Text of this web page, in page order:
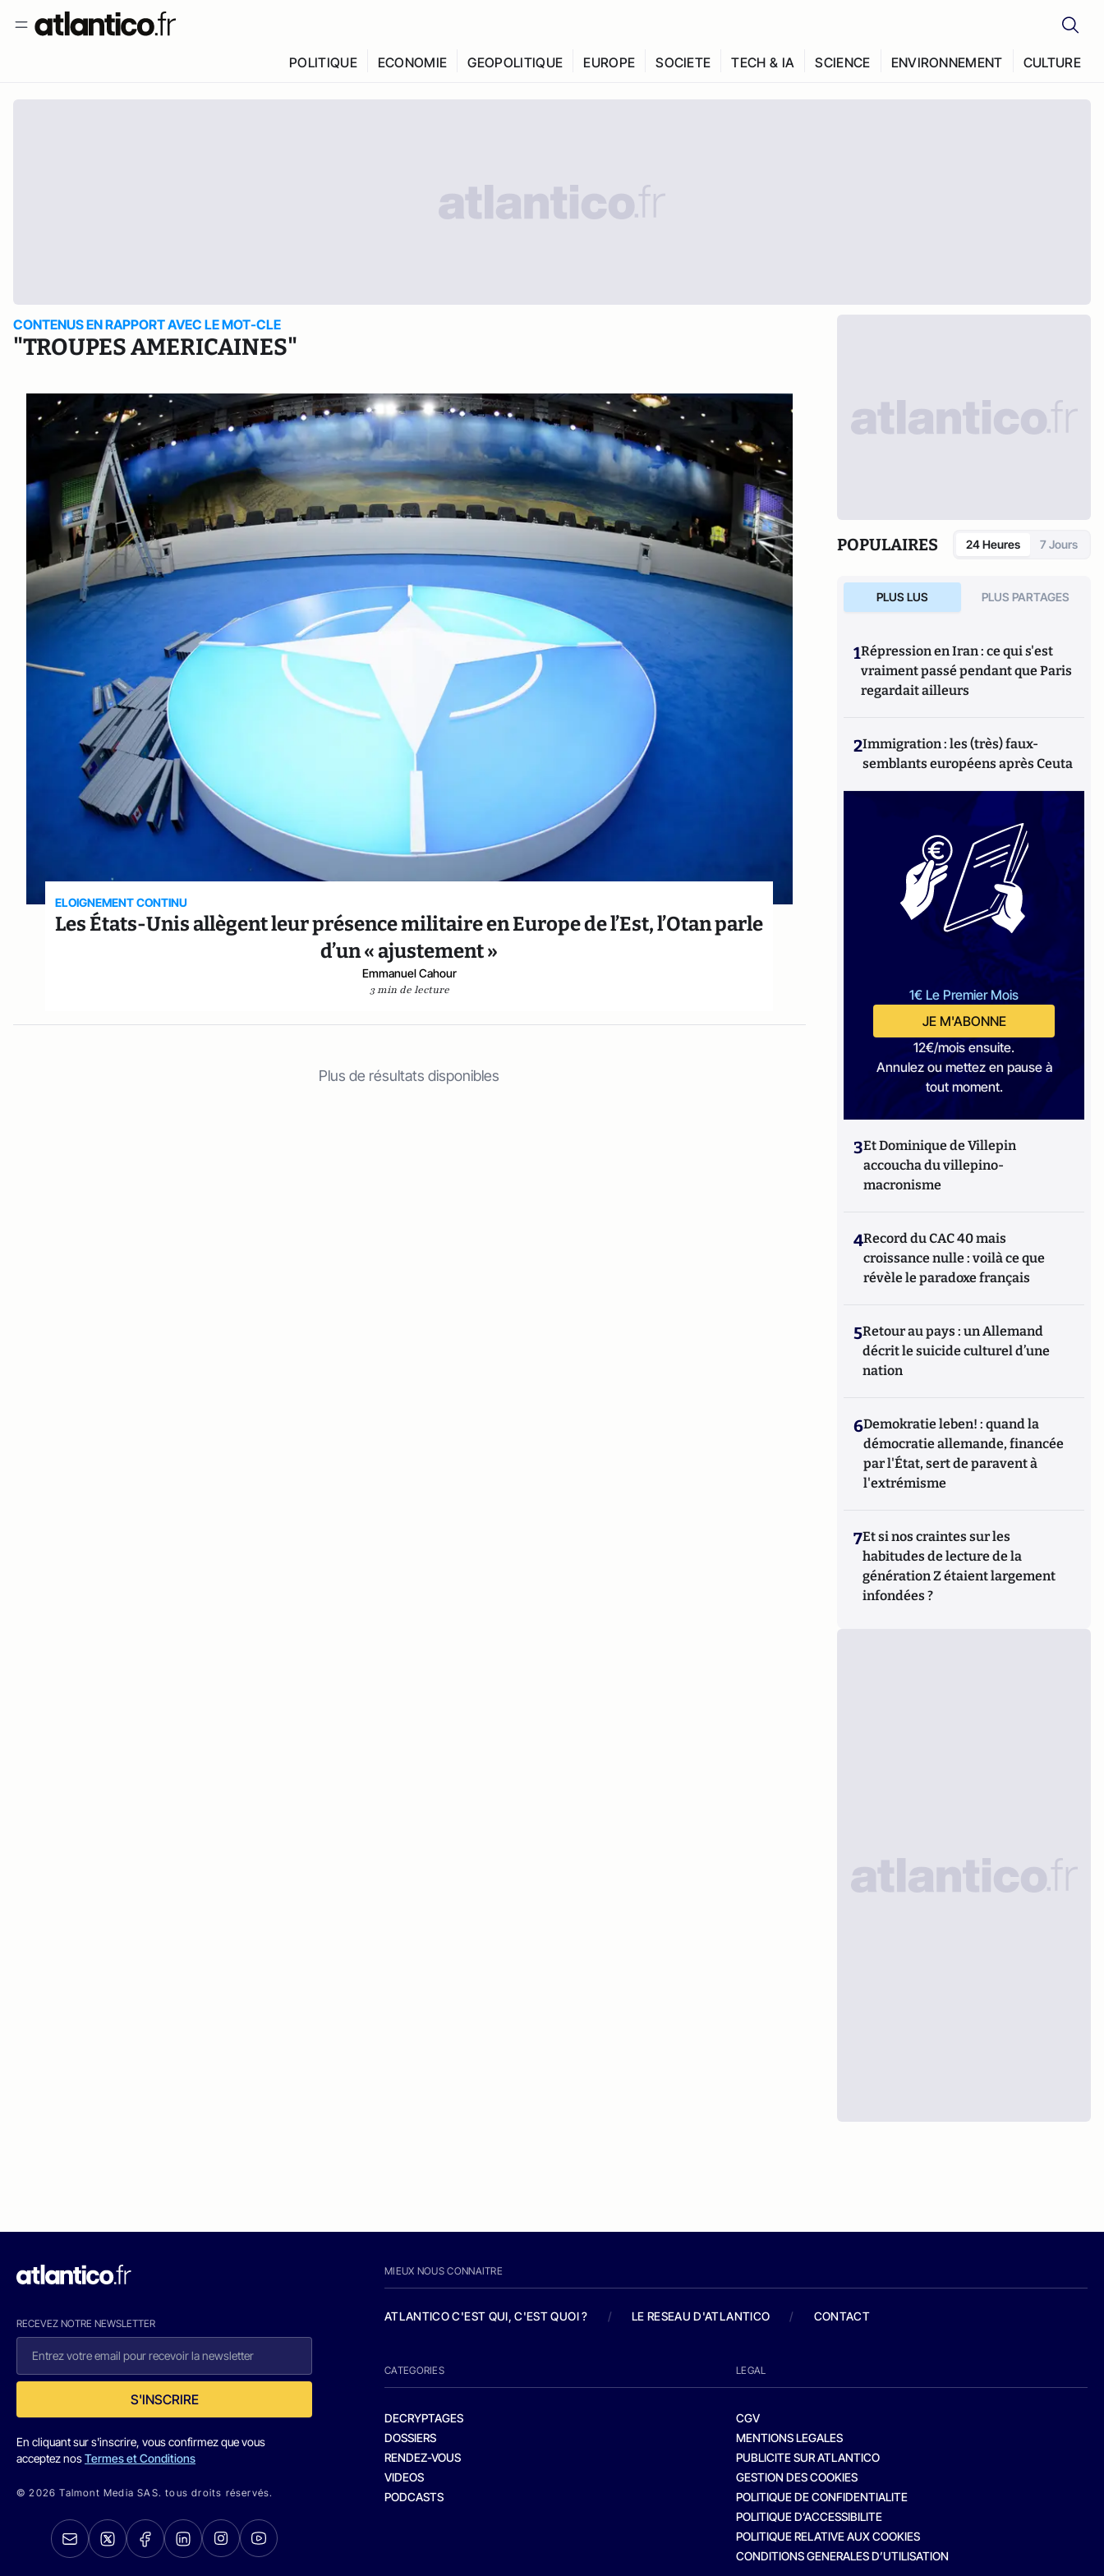
POLITIQUE ECONOMIE GEOPOLITIQUE EUROPE SOCIETE TECH & IA SCIENCE ENVIRONNEMENT CULTURE
CONTENUS EN RAPPORT AVEC LE MOT-CLE
"TROUPES AMERICAINES"
ELOIGNEMENT CONTINU
Les États-Unis allègent leur présence militaire en Europe de l’Est, l’Otan parle
d’un « ajustement »
Emmanuel Cahour
3 min de lecture
Plus de résultats disponibles
POPULAIRES 24 Heures 7 Jours
PLUS LUS PLUS PARTAGES
1Répression en Iran : ce qui s'est
vraiment passé pendant que Paris
regardait ailleurs
2Immigration : les (très) faux-
semblants européens après Ceuta
1€ Le Premier Mois
JE M'ABONNE
12€/mois ensuite.
Annulez ou mettez en pause à
tout moment.
3Et Dominique de Villepin
accoucha du villepino-
macronisme
4Record du CAC 40 mais
croissance nulle : voilà ce que
révèle le paradoxe français
5Retour au pays : un Allemand
décrit le suicide culturel d’une
nation
6Demokratie leben! : quand la
démocratie allemande, financée
par l'État, sert de paravent à
l'extrémisme
7Et si nos craintes sur les
habitudes de lecture de la
génération Z étaient largement
infondées ?
RECEVEZ NOTRE NEWSLETTER
S'INSCRIRE
En cliquant sur s'inscrire, vous confirmez que vous
acceptez nosTermes et Conditions
© 2026 Talmont Media SAS. tous droits réservés.
MIEUX NOUS CONNAITRE
ATLANTICO C'EST QUI, C'EST QUOI ? / LE RESEAU D'ATLANTICO / CONTACT
CATEGORIES
DECRYPTAGES
DOSSIERS
RENDEZ-VOUS
VIDEOS
PODCASTS
LEGAL
CGV
MENTIONS LEGALES
PUBLICITE SUR ATLANTICO
GESTION DES COOKIES
POLITIQUE DE CONFIDENTIALITE
POLITIQUE D’ACCESSIBILITE
POLITIQUE RELATIVE AUX COOKIES
CONDITIONS GENERALES D’UTILISATION